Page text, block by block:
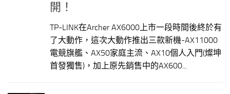
開！
TP-LINK在Archer AX6000上市一段時間後終於有
了大動作，這次大動作推出三款新機-AX11000
電競旗艦、AX50家庭主流、AX10個人入門(燦坤
首發獨售)，加上原先銷售中的AX600...